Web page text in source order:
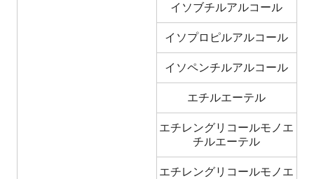
イソブチルアルコール
イソプロピルアルコール
イソペンチルアルコール
エチルエーテル
エチレングリコールモノエ
チルエーテル
エチレングリコールモノエ